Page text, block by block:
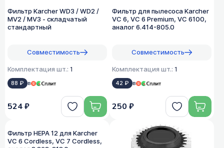
Фильтр Karcher WD3 / WD2 /
MV2 / MV3 - складчатый
стандартный
Совместимость
Комплектация шт.: 1
88 ₽ в
524 ₽
Фильтр для пылесоса Karcher
VC 6, VC 6 Premium, VC 6100,
аналог 6.414-805.0
Совместимость
Комплектация шт.: 1
42 ₽ в
250 ₽
Фильтр HEPA 12 для Karcher
VC 6 Cordless, VC 7 Cordless,